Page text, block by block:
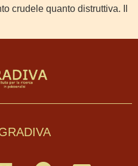
crudele quanto distruttiva. Il